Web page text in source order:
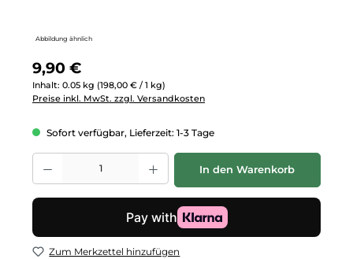
Abbildung ähnlich
Regulärer Preis:
9,90 €
Inhalt: 0.05 kg (198,00 € / 1 kg)
Preise inkl. MwSt. zzgl. Versandkosten
Sofort verfügbar, Lieferzeit: 1-3 Tage
Produkt Anzahl: Gib den gewünschten Wert ein oder benutze die
In den Warenkorb
Zum Merkzettel hinzufügen